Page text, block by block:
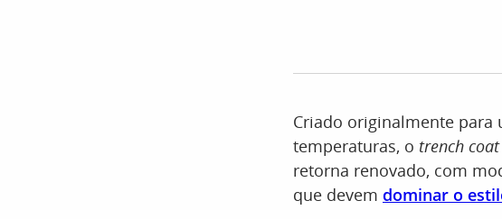
Criado originalmente para
temperaturas, o trench coat
retorna renovado, com
que devem dominar o